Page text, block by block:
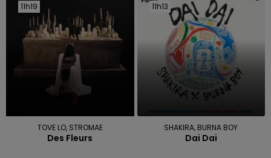
11h19
11h19
TOVE LO, STROMAE
Des Fleurs
11h13
11h13
SHAKIRA, BURNA BOY
Dai Dai